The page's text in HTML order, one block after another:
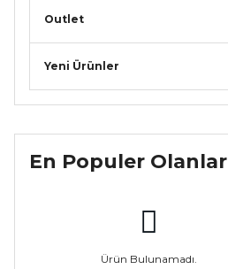
Outlet
Yeni Ürünler
En Populer Olanlar
Ürün Bulunamadı.